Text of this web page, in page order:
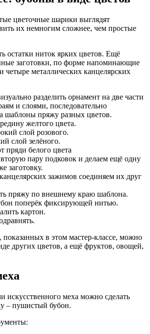
цветочные шарики выглядят
их немногим сложнее, чем простые
остатки ниток ярких цветов. Ещё
заготовки, по форме напоминающие
металлических канцелярских
разделить орнамент на две части
и слоями, последовательно
шаблоны пряжу разных цветов.
желтого цвета.
слой розового.
слой зелёного.
пряди белого цвета
пару подковок и делаем ещё одну
заготовку.
зажимов соединяем их друг
пряжу по внешнему краю шаблона.
поперёк фиксирующей нитью.
картон.
в этом мастер-классе, можно
других цветов, а ещё фруктов, овощей,
искусственного меха можно сделать
– пушистый бубон.